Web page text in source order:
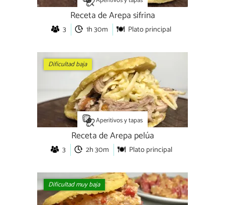
Receta de Arepa sifrina
3 1h 30m Plato principal
Dificultad baja
Aperitivos y tapas
Receta de Arepa pelúa
3 2h 30m Plato principal
Dificultad muy baja